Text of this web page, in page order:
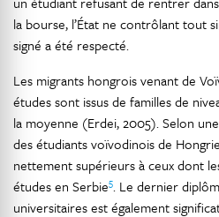
la bourse, l’État ne contrôlant tout
signé a été respecté.
Les migrants hongrois venant de
études sont issus de familles de
la moyenne (Erdei, 2005). Selon
des étudiants voïvodinois de
nettement supérieurs à ceux dont
études en Serbie5. Le dernier
universitaires est également